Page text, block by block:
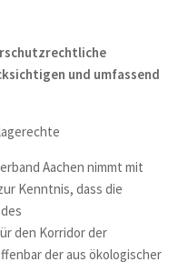
und umfassend
Aachen nimmt mit
Kenntnis, dass die
den Korridor der
der aus ökologischer